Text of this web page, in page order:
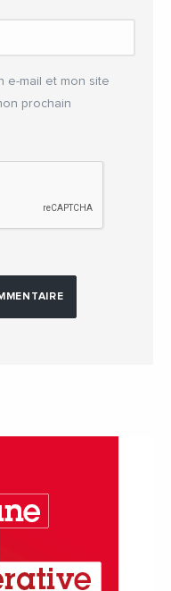
e-mail et mon site
prochain